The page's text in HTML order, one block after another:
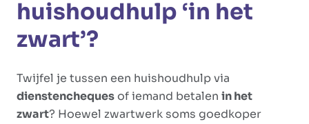
Glowi
huishoudhulp ‘in het
zwart’?
Twijfel je tussen een huishoudhulp via
dienstenchequesof iemand betalen in het
zwart? Hoewel zwartwerk soms goedkoper